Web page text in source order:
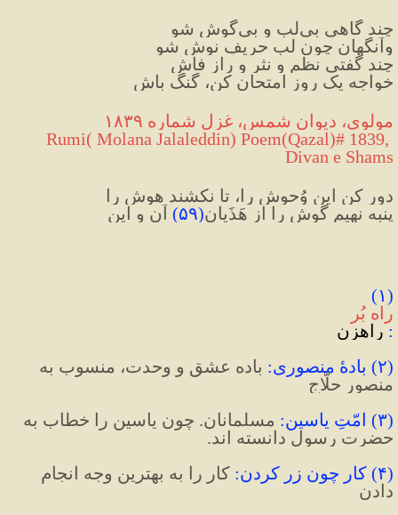
چند گاهی بی‌لب و بی‌گوش شو
وآنگهان چون لب حریفِ نوش شو
چند گفتی نظم و نثر و رازِ فاش
خواجه یک روز امتحان کن، گنگ باش
مولوی، دیوان شمس، غزل شماره ۱۸۳۹
Rumi( Molana Jalaleddin) Poem(Qazal)# 1839,
Divan e Shams
دور کن این وُحوش را، تا نکشند هوش را
پنبه نهیم گوش را از هَذَیانِ(۵۹) آن و این
(۱)
راه بُر
: راهزن
(۲) بادهٔ منصوری:
منصور حلّاج
(۳) امّتِ یاسین:
حضرت رسول دانسته اند.
(۴) کار چون زر کردن:
دادن